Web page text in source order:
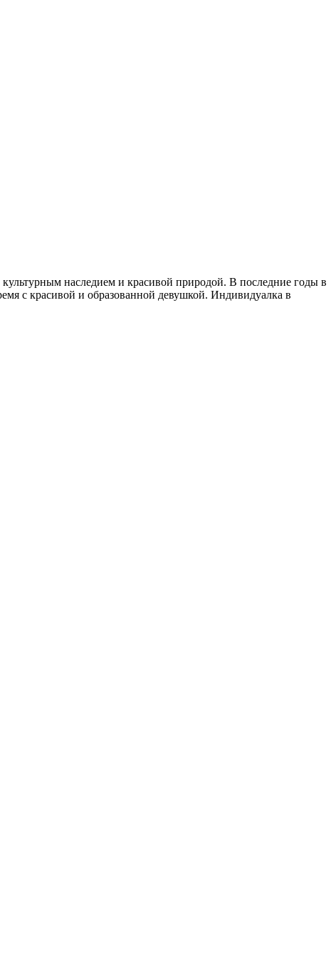
наследием и красивой природой. В последние годы в
с красивой и образованной девушкой. Индивидуалка в